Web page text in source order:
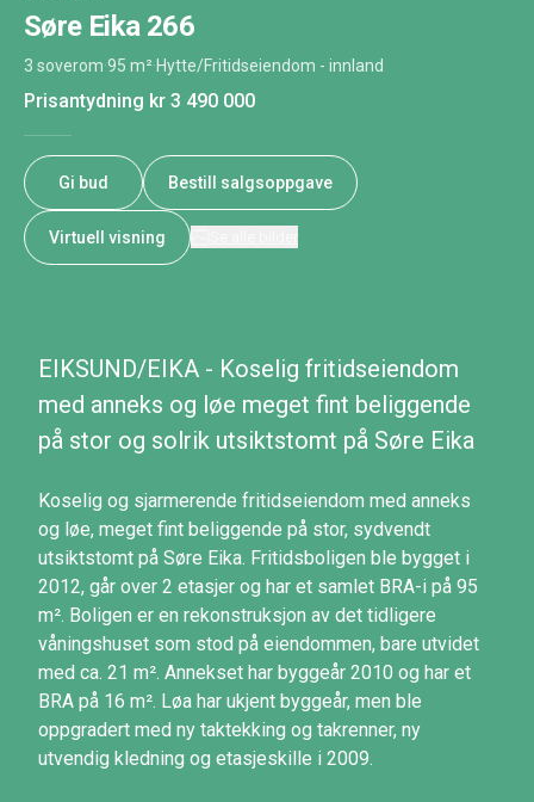
Søre Eika 266
3 soverom·95 m²·Hytte/Fritidseiendom - innland
Prisantydning kr 3 490 000
Gi bud Bestill salgsoppgave
Virtuell visning
EIKSUND/EIKA - Koselig fritidseiendom
med anneks og løe meget fint beliggende
på stor og solrik utsiktstomt på Søre Eika
Koselig og sjarmerende fritidseiendom med anneks
og løe, meget fint beliggende på stor, sydvendt
utsiktstomt på Søre Eika. Fritidsboligen ble bygget i
2012, går over 2 etasjer og har et samlet BRA-i på 95
m². Boligen er en rekonstruksjon av det tidligere
våningshuset som stod på eiendommen, bare utvidet
med ca. 21 m². Annekset har byggeår 2010 og har et
BRA på 16 m². Løa har ukjent byggeår, men ble
oppgradert med ny taktekking og takrenner, ny
utvendig kledning og etasjeskille i 2009.